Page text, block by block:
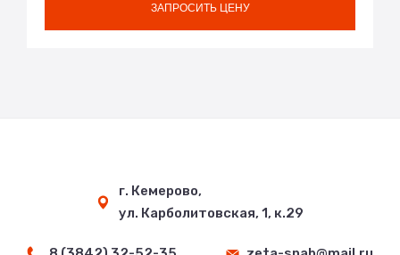
ЗАПРОСИТЬ ЦЕНУ
г. Кемерово,
ул. Карболитовская, 1, к.29